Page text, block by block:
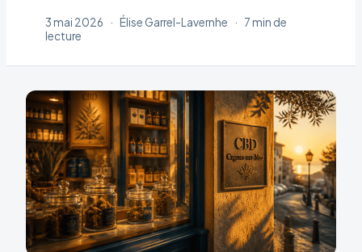
3 mai 2026 · Élise Garrel-Lavernhe · 7 min de
lecture